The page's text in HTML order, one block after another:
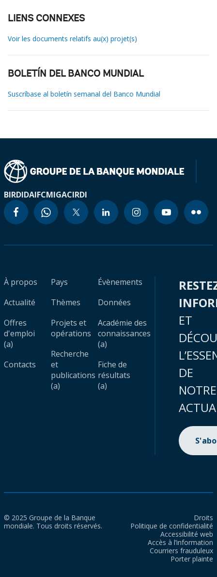
LIENS CONNEXES
Voir les documents relatifs au(x) projet(s)
BOLETÍN DEL BANCO MUNDIAL
Suscríbase al boletín semanal del Banco Mundial
BIRDIDAIFCMIGACIRDI
À propos
Actualité
Offres
d'emploi
(a)
Contacts
Pays
Thèmes
Projets et
opérations
Recherche
et
publications
(a)
Évènements
Données
Académie des
connaissances
(a)
Fiche de
résultats
(a)
ET
DE
NOTRE
© 2025 Groupe de la Banque
mondiale. Tous droits réservés.
Droits
Politique de confidentialité
Accessibilité web
Accès à l’information
Courriers frauduleux
Porter plainte